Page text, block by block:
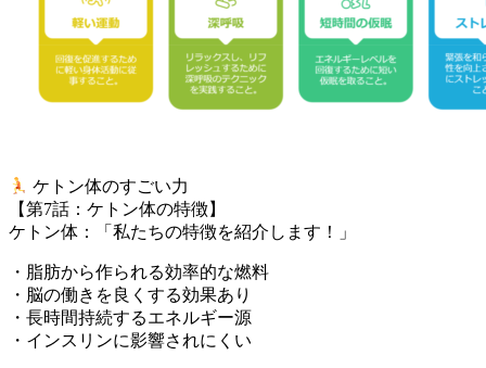
ケトン体のすごい力
【第7話：ケトン体の特徴】
ケトン体：「私たちの特徴を紹介します！」
・脂肪から作られる効率的な燃料
・脳の働きを良くする効果あり
・長時間持続するエネルギー源
・インスリンに影響されにくい